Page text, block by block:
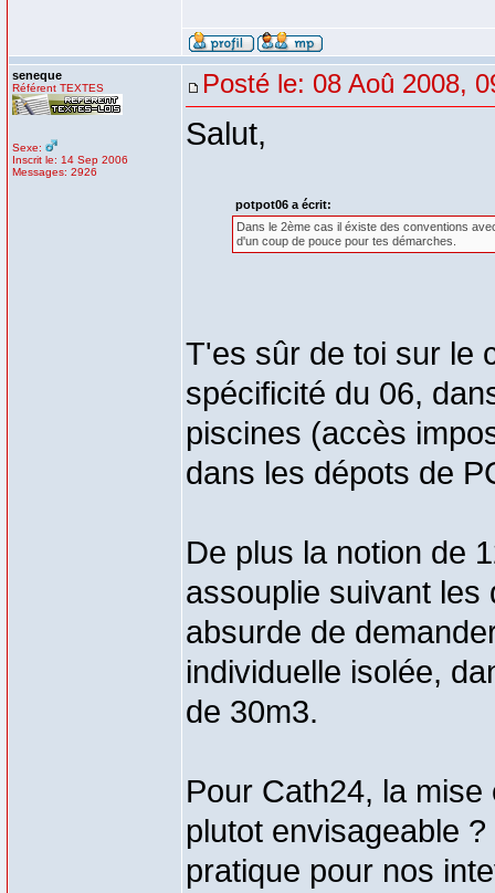
seneque
Référent TEXTES
Sexe:
Inscrit le: 14 Sep 2006
Messages: 2926
Posté le: 08 Aoû 2008,
Salut,
potpot06 a écrit:
Dans le 2ème cas il éxiste des conventions
d'un coup de pouce pour tes démarches.
T'es sûr de toi sur le
spécificité du 06,
piscines (accès
dans les dépots de
De plus la notion de
assouplie suivant les
absurde de
individuelle isolée,
de 30m3.
Pour Cath24, la
plutot envisageable
pratique pour nos